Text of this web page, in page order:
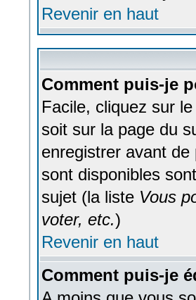
Revenir en haut
Comment puis-je
Facile, cliquez sur
soit sur la page du
enregistrer avant
sont disponibles
sujet (la liste Vous
voter, etc.)
Revenir en haut
Comment puis-je